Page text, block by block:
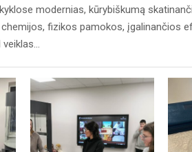
modernias, kūrybiškumą
fizikos pamokos, įgalinančios